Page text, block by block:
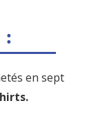
:
en sept